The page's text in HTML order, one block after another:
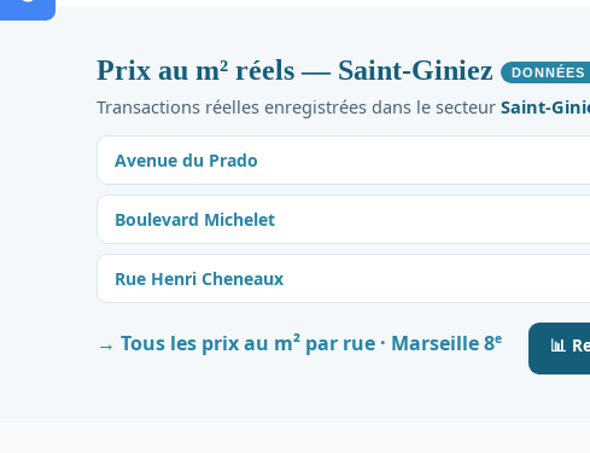
Prix au m² réels — Saint-Giniez DONNÉES
Transactions réelles enregistrées dans le secteur Saint-
Avenue du Prado
Boulevard Michelet
Rue Henri Cheneaux
→ Tous les prix au m² par rue · Marseille 8e 📊